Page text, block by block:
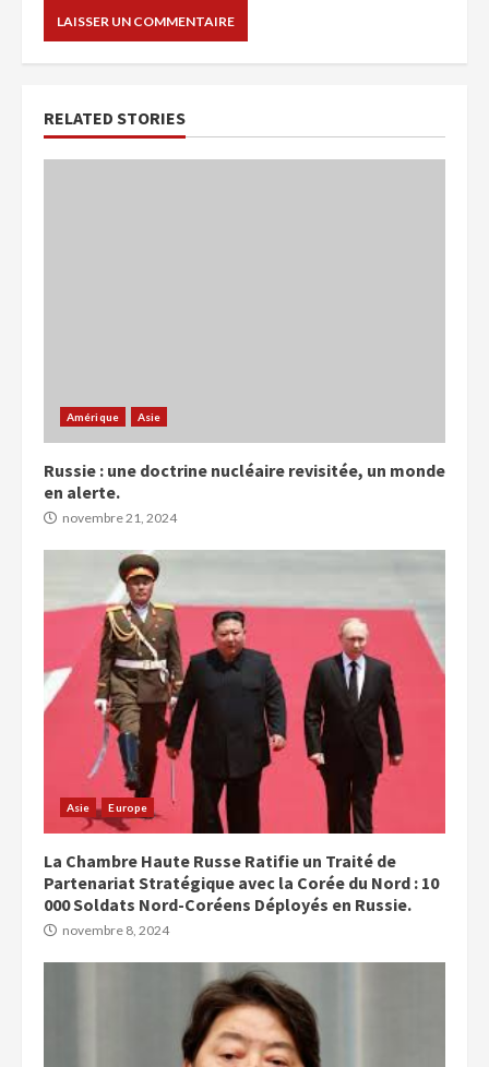
RELATED STORIES
Amérique Asie
Russie : une doctrine nucléaire revisitée, un monde
en alerte.
novembre 21, 2024
Asie Europe
La Chambre Haute Russe Ratifie un Traité de
Partenariat Stratégique avec la Corée du Nord : 10
000 Soldats Nord-Coréens Déployés en Russie.
novembre 8, 2024